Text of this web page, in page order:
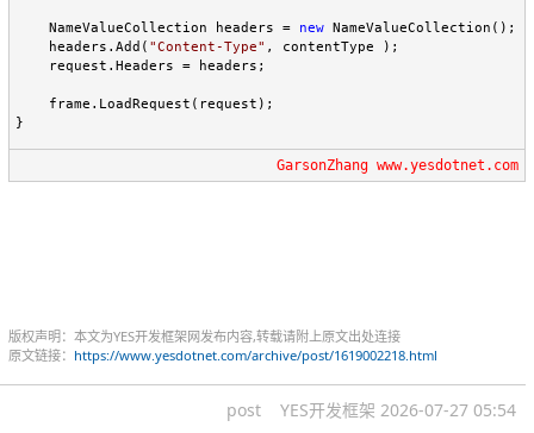
    NameValueCollection headers =
new NameValueCollection();
    headers.Add(
"Content-Type" , contentType );
    request.Headers = headers;
    frame.LoadRequest(request);
}
GarsonZhang www.yesdotnet.com
版权声明：本文为YES开发框架网发布内容,转载请附上原文出处连接
原文链接： https://www.yesdotnet.com/archive/post/1619002218.html
post YES开发框架 2026-07-27 05:54